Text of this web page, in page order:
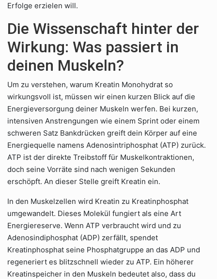
Erfolge erzielen will.
Die Wissenschaft hinter der
Wirkung: Was passiert in
deinen Muskeln?
Um zu verstehen, warum Kreatin Monohydrat so
wirkungsvoll ist, müssen wir einen kurzen Blick auf die
Energieversorgung deiner Muskeln werfen. Bei kurzen,
intensiven Anstrengungen wie einem Sprint oder einem
schweren Satz Bankdrücken greift dein Körper auf eine
Energiequelle namens Adenosintriphosphat (ATP) zurück.
ATP ist der direkte Treibstoff für Muskelkontraktionen,
doch seine Vorräte sind nach wenigen Sekunden
erschöpft. An dieser Stelle greift Kreatin ein.
In den Muskelzellen wird Kreatin zu Kreatinphosphat
umgewandelt. Dieses Molekül fungiert als eine Art
Energiereserve. Wenn ATP verbraucht wird und zu
Adenosindiphosphat (ADP) zerfällt, spendet
Kreatinphosphat seine Phosphatgruppe an das ADP und
regeneriert es blitzschnell wieder zu ATP. Ein höherer
Kreatinspeicher in den Muskeln bedeutet also, dass du